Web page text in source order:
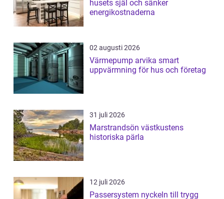
husets själ och sänker
energikostnaderna
02 augusti 2026
Värmepump arvika smart
uppvärmning för hus och företag
31 juli 2026
Marstrandsön västkustens
historiska pärla
12 juli 2026
Passersystem nyckeln till trygg